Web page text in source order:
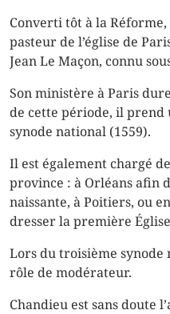
Converti tôt à la
pasteur de l’église de
Jean Le Maçon, connu
Son ministère à Paris
de cette période, il
synode national (1559).
Il est également chargé
province : à Orléans afin
naissante, à Poitiers, ou
dresser la première
Lors du troisième synode
rôle de modérateur.
Chandieu est sans doute